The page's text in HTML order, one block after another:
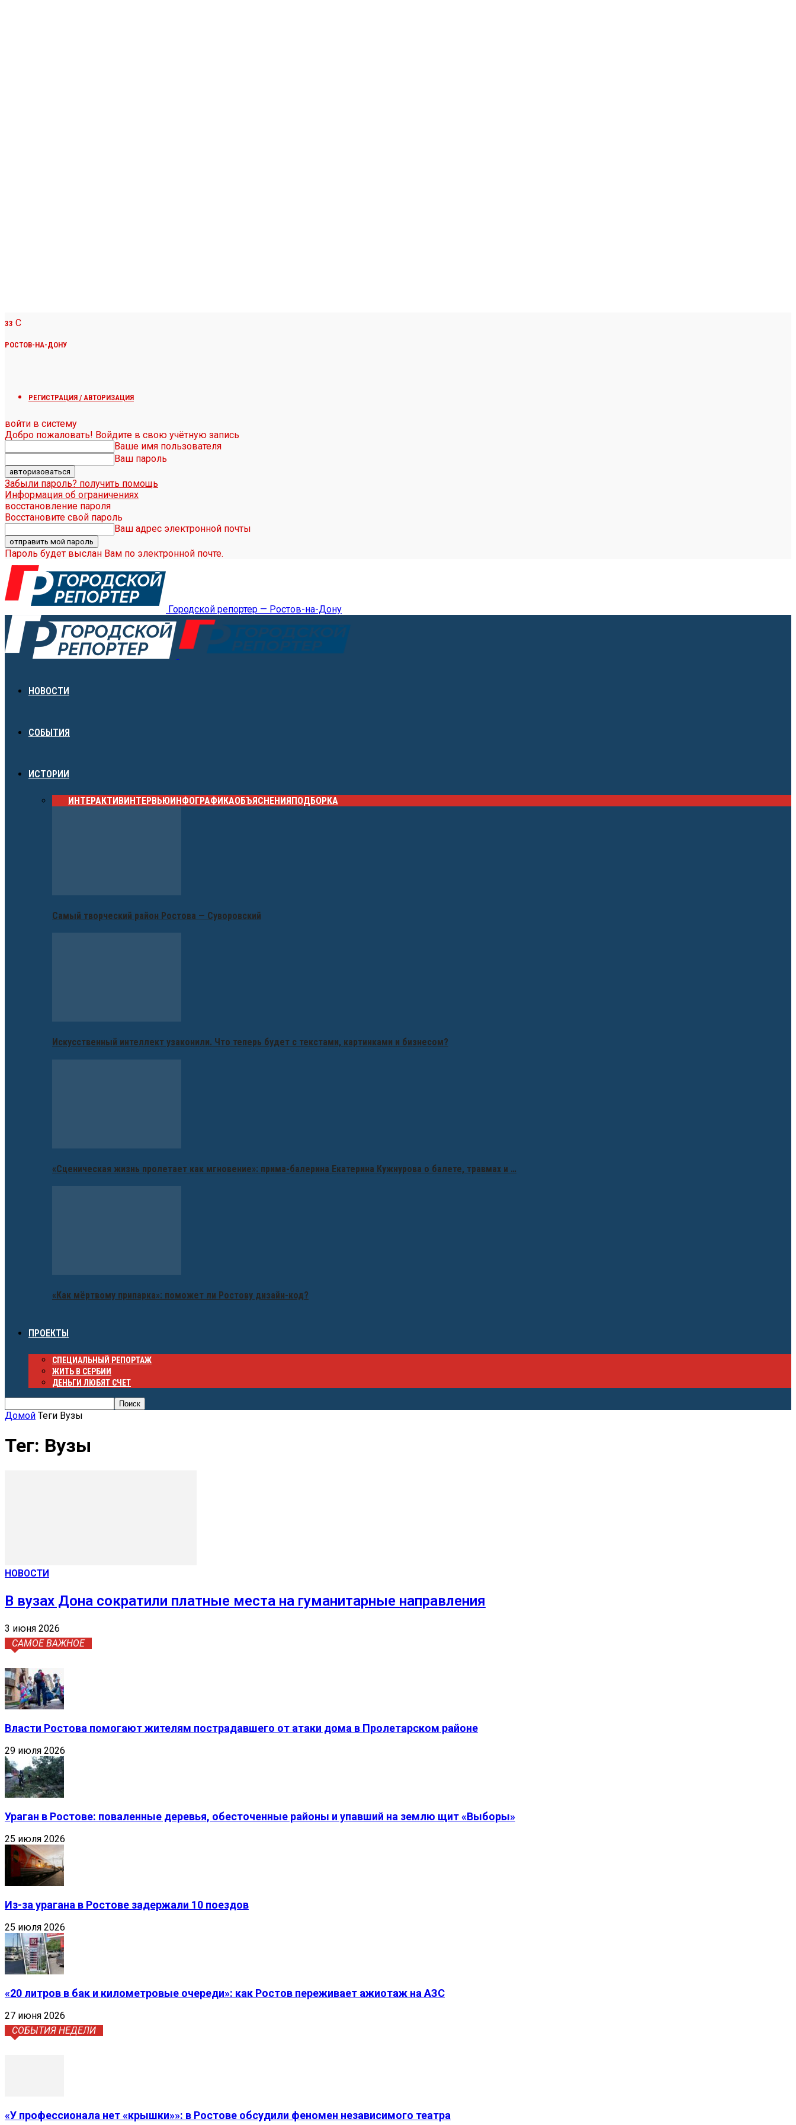
33 C
РОСТОВ-НА-ДОНУ
РЕГИСТРАЦИЯ / АВТОРИЗАЦИЯ
войти в систему
Добро пожаловать! Войдите в свою учётную запись
Ваше имя пользователя
Ваш пароль
Забыли пароль? получить помощь
Информация об ограничениях
восстановление пароля
Восстановите свой пароль
Ваш адрес электронной почты
Пароль будет выслан Вам по электронной почте.
Городской репортер — Ростов-на-Дону
НОВОСТИ
СОБЫТИЯ
ИСТОРИИ
ИНТЕРАКТИВИНТЕРВЬЮИНФОГРАФИКАОБЪЯСНЕНИЯПОДБОРКА
Самый творческий район Ростова — Суворовский
Искусственный интеллект узаконили. Что теперь будет с текстами, картинками и бизнесом?
«Сценическая жизнь пролетает как мгновение»: прима-балерина Екатерина Кужнурова о балете, травмах и …
«Как мёртвому припарка»: поможет ли Ростову дизайн-код?
ПРОЕКТЫ
СПЕЦИАЛЬНЫЙ РЕПОРТАЖ
ЖИТЬ В СЕРБИИ
ДЕНЬГИ ЛЮБЯТ СЧЕТ
Домой Теги Вузы
Тег: Вузы
НОВОСТИ
В вузах Дона сократили платные места на гуманитарные направления
3 июня 2026
САМОЕ ВАЖНОЕ
Власти Ростова помогают жителям пострадавшего от атаки дома в Пролетарском районе
29 июля 2026
Ураган в Ростове: поваленные деревья, обесточенные районы и упавший на землю щит «Выборы»
25 июля 2026
Из-за урагана в Ростове задержали 10 поездов
25 июля 2026
«20 литров в бак и километровые очереди»: как Ростов переживает ажиотаж на АЗС
27 июня 2026
СОБЫТИЯ НЕДЕЛИ
«У профессионала нет «крышки»»: в Ростове обсудили феномен независимого театра